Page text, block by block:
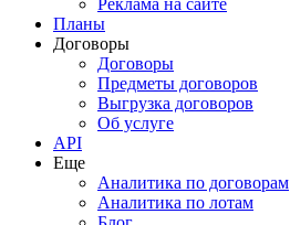
Реклама на сайте
Планы
Договоры
Договоры
Предметы договоров
Выгрузка договоров
Об услуге
API
Еще
Аналитика по договорам
Аналитика по лотам